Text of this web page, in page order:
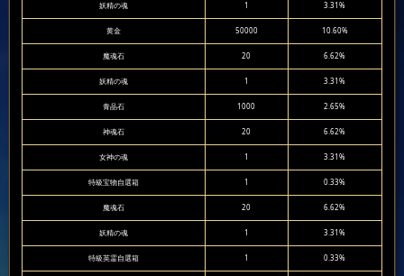
妖精の魂 1 3.31%
黄金 50000 10.60%
魔魂石 20 6.62%
妖精の魂 1 3.31%
青晶石 1000 2.65%
神魂石 20 6.62%
女神の魂 1 3.31%
特級宝物自選箱 1 0.33%
魔魂石 20 6.62%
妖精の魂 1 3.31%
特級英霊自選箱 1 0.33%